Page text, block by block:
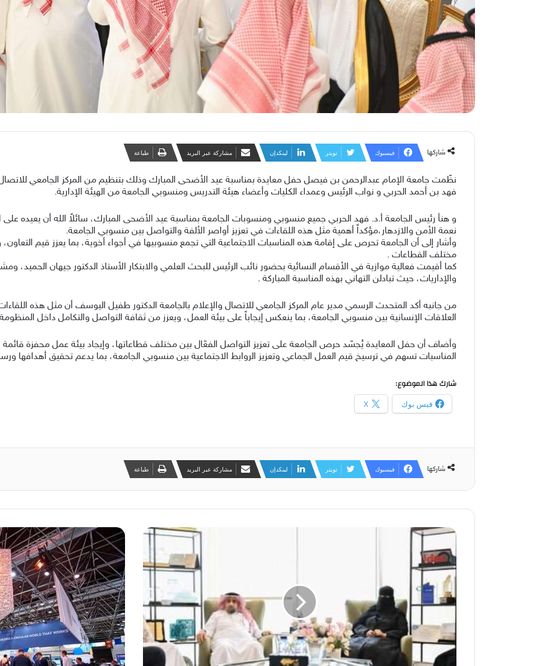
شاركها فيسبوك تويتر لينكدإن مشاركة عبر البريد طباعة
نظّمت جامعة الإمام عبدالرحمن بن فيصل حفل معايدة بمناسبة عيد الأضحى المبارك وذلك بتنظيم من المركز الجامعي للاتصال
فهد بن أحمد الحربي و نواب الرئيس وعمداء الكليات وأعضاء هيئة التدريس ومنسوبي الجامعة من الهيئة الإدارية.
و هنأ رئيس الجامعة أ.د. فهد الحربي جميع منسوبي ومنسوبات الجامعة بمناسبة عيد الأضحى المبارك، سائلاً الله أن يعيده على
نعمة الأمن والازدهار،مؤكداً أهمية مثل هذه اللقاءات في تعزيز أواصر الألفة والتواصل بين منسوبي الجامعة.
وأشار إلى أن الجامعة تحرص على إقامة هذه المناسبات الاجتماعية التي تجمع منسوبيها في أجواء أخوية، بما يعزز قيم التعاون،
مختلف القطاعات .
كما أقيمت فعالية موازية في الأقسام النسائية بحضور نائب الرئيس للبحث العلمي والابتكار الأستاذ الدكتور جيهان الحميد،
والإداريات، حيث تبادلن التهاني بهذه المناسبة المباركة .
من جانبه أكد المتحدث الرسمي مدير عام المركز الجامعي للاتصال والإعلام بالجامعة الدكتور طفيل اليوسف أن مثل هذه
العلاقات الإنسانية بين منسوبي الجامعة، بما ينعكس إيجاباً على بيئة العمل، ويعزز من ثقافة التواصل والتكامل داخل
وأضاف أن حفل المعايدة يُجسّد حرص الجامعة على تعزيز التواصل الفعّال بين مختلف قطاعاتها، وإيجاد بيئة عمل محفزة قائمة
المناسبات تسهم في ترسيخ قيم العمل الجماعي وتعزيز الروابط الاجتماعية بين منسوبي الجامعة، بما يدعم تحقيق أهدافها
شارك هذا الموضوع:
فيس بوك X
شاركها فيسبوك تويتر لينكدإن مشاركة عبر البريد طباعة